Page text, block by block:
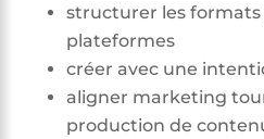
structurer les
plateformes
créer avec une
aligner marketing
production de